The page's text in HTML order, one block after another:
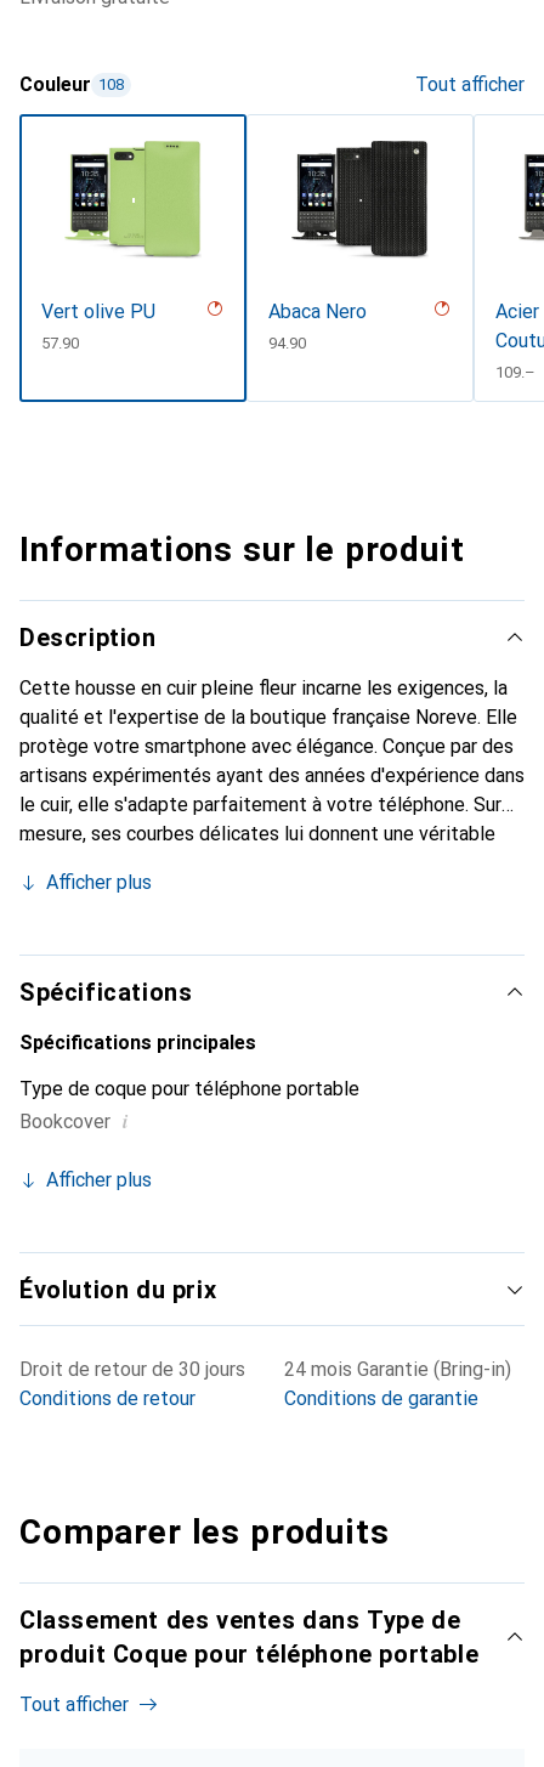
Couleur 108 Tout afficher
Vert olive PU
CHF
57.90
Abaca Nero
CHF
94.90
CHF
109.–
Informations sur le produit
Description
Cette housse en cuir pleine fleur incarne les exigences, la
qualité et l'expertise de la boutique française Noreve. Elle
protège votre smartphone avec élégance. Conçue par des
artisans expérimentés ayant des années d'expérience dans
le cuir, elle s'adapte parfaitement à votre téléphone. Sur
mesure, ses courbes délicates lui donnent une véritable
et indispensable pour votre smartphone. Reconnaître
marque Noreve est un choix fiable pour une clientèle
exigeante.
Afficher plus
Spécifications
Spécifications principales
Type de coque pour téléphone portable
Bookcover i
Afficher plus
Évolution du prix
Droit de retour de 30 jours
Conditions de retour
24 mois Garantie (Bring-in)
Conditions de garantie
Comparer les produits
Classement des ventes dans Type de
produit Coque pour téléphone portable
Tout afficher